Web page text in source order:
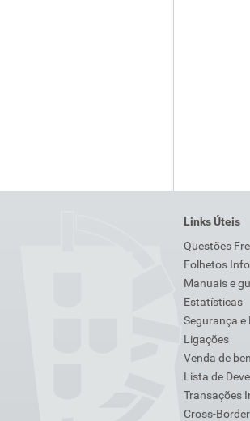
Links Úteis
Questões
Folhetos
Manuais e
Estatísticas
Segurança e
Ligações
Venda de
Lista de
Transações
Cross-